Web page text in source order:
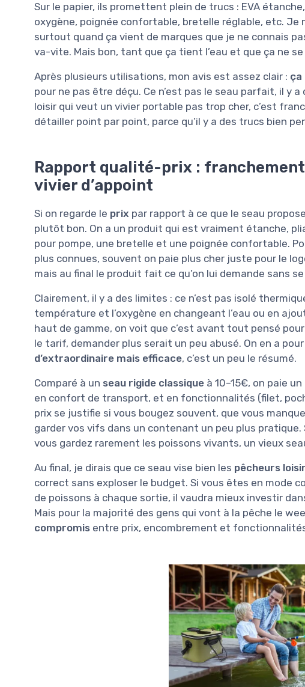
Sur le papier, ils promettent plein de trucs : EVA
oxygène, poignée confortable, bretelle réglable, etc. Je
surtout quand ça vient de marques que je ne connais
va-vite. Mais bon, tant que ça tient l’eau et que ça ne
Après plusieurs utilisations, mon avis est assez clair : ça
pour ne pas être déçu. Ce n’est pas le seau parfait, il y
loisir qui veut un vivier portable pas trop cher, c’est
détailler point par point, parce qu’il y a des trucs bien
Rapport qualité-prix : franchement
vivier d’appoint
Si on regarde le prix par rapport à ce que le seau
plutôt bon. On a un produit qui est vraiment étanche,
pour pompe, une bretelle et une poignée confortable.
plus connues, souvent on paie plus cher juste pour le
mais au final le produit fait ce qu’on lui demande sans se
Clairement, il y a des limites : ce n’est pas isolé
température et l’oxygène en changeant l’eau ou en
haut de gamme, on voit que c’est avant tout pensé
le tarif, demander plus serait un peu abusé. On en a
d’extraordinaire mais efficace, c’est un peu le résumé.
Comparé à un seau rigide classique à 10–15€, on paie
en confort de transport, et en fonctionnalités (filet,
prix se justifie si vous bougez souvent, que vous
garder vos vifs dans un contenant un peu plus
vous gardez rarement les poissons vivants, un vieux
Au final, je dirais que ce seau vise bien les pêcheurs
correct sans exploser le budget. Si vous êtes en mode
de poissons à chaque sortie, il vaudra mieux investir
Mais pour la majorité des gens qui vont à la pêche le
compromis entre prix, encombrement et